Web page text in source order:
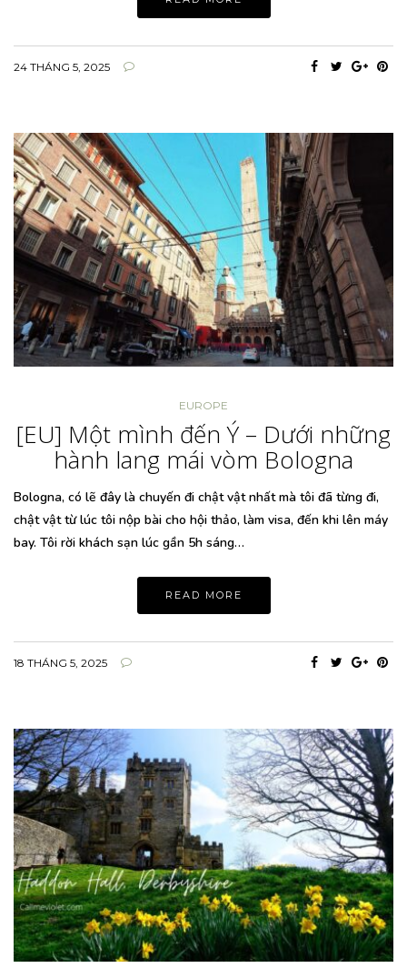
24 THÁNG 5, 2025
EUROPE
[EU] Một mình đến Ý – Dưới những
hành lang mái vòm Bologna
Bologna, có lẽ đây là chuyến đi chật vật nhất mà tôi đã từng đi,
chật vật từ lúc tôi nộp bài cho hội thảo, làm visa, đến khi lên máy
bay. Tôi rời khách sạn lúc gần 5h sáng…
READ MORE
18 THÁNG 5, 2025